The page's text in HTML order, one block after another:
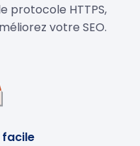
protocole HTTPS,
votre SEO.
facile